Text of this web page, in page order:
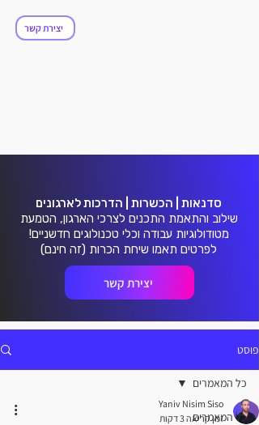
יצירת קשר
סדנאות | הכשרות | הדרכות לארגונים
שילוב והתאמת התכנים לצרכי הארגון, הטמעת
מטודולוגיות עבודה וכלי טכנולוגים חדשניים!
לפרטים תאמו שיחת הכרות (זה חינם)
יצירת קשר
פוסט
כל המאמרים
כל המאמרים
Yaniv Nisim Siso
זמן קריאה 3 דקות